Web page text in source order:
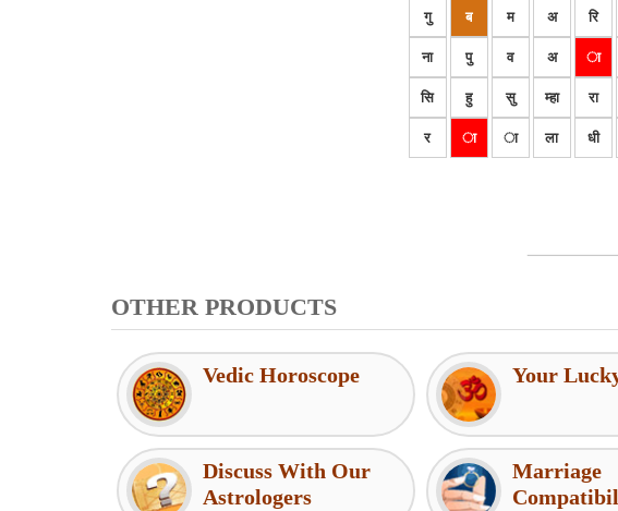
गु ब म अ रि
ना पु व अ ा
सि हु सु म्हा रा
र ा ा ला धी
OTHER PRODUCTS
Vedic Horoscope Your
Discuss With Our
Astrologers
Marriage